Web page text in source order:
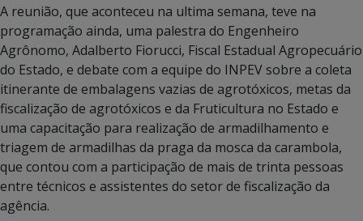
A reunião, que aconteceu na ultima semana, teve na
programação ainda, uma palestra do Engenheiro
Agrônomo, Adalberto Fiorucci, Fiscal Estadual Agropecuário
do Estado, e debate com a equipe do INPEV sobre a coleta
itinerante de embalagens vazias de agrotóxicos, metas da
fiscalização de agrotóxicos e da Fruticultura no Estado e
uma capacitação para realização de armadilhamento e
triagem de armadilhas da praga da mosca da carambola,
que contou com a participação de mais de trinta pessoas
entre técnicos e assistentes do setor de fiscalização da
agência.